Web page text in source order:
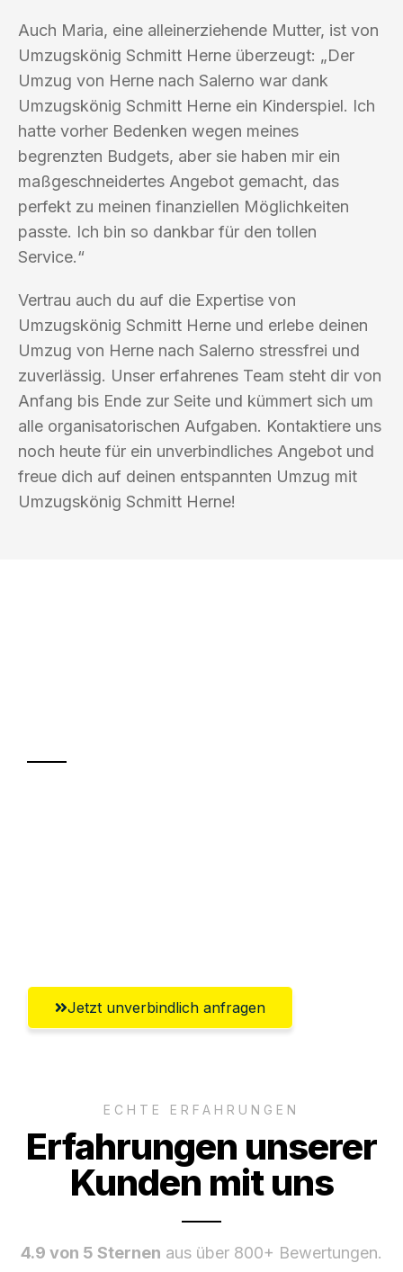
Auch Maria, eine alleinerziehende Mutter, ist von
Umzugskönig Schmitt Herne überzeugt: „Der
Umzug von Herne nach Salerno war dank
Umzugskönig Schmitt Herne ein Kinderspiel. Ich
hatte vorher Bedenken wegen meines
begrenzten Budgets, aber sie haben mir ein
maßgeschneidertes Angebot gemacht, das
perfekt zu meinen finanziellen Möglichkeiten
passte. Ich bin so dankbar für den tollen
Service.“
Vertrau auch du auf die Expertise von
Umzugskönig Schmitt Herne und erlebe deinen
Umzug von Herne nach Salerno stressfrei und
zuverlässig. Unser erfahrenes Team steht dir von
Anfang bis Ende zur Seite und kümmert sich um
alle organisatorischen Aufgaben. Kontaktiere uns
noch heute für ein unverbindliches Angebot und
freue dich auf deinen entspannten Umzug mit
Umzugskönig Schmitt Herne!
Jetzt unverbindlich anfragen
ECHTE ERFAHRUNGEN
Erfahrungen unserer
Kunden mit uns
4.9 von 5 Sternen aus über 800+ Bewertungen.